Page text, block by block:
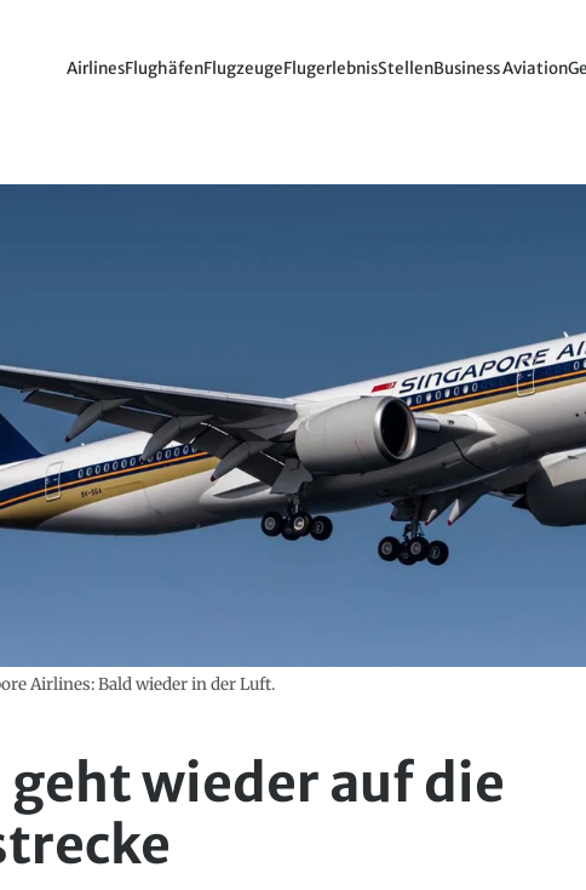
AirlinesFlughäfenFlugzeugeFlugerlebnisStellenBusiness Aviation
Airlines: Bald wieder in der Luft.
geht wieder auf die